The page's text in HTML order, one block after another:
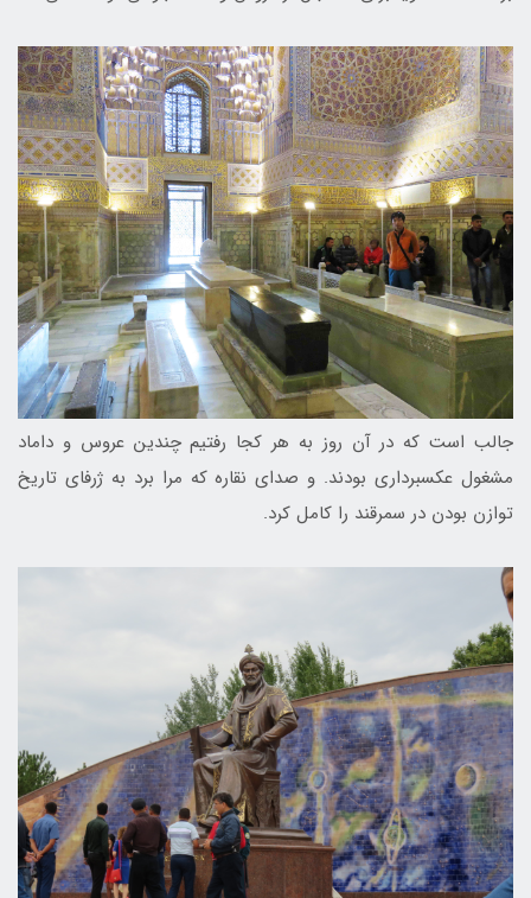
جالب است که در آن روز به هر کجا رفتیم چندین عروس و داماد
مشغول عکسبرداری بودند. و صدای نقاره که مرا برد به ژرفای تاریخ
توازن بودن در سمرقند را کامل کرد.